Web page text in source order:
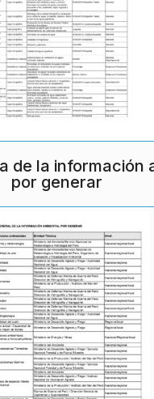
de la información
por generar